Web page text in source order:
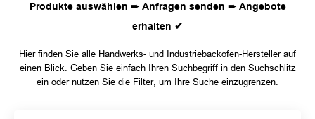
Produkte auswählen ➨ Anfragen senden ➨ Angebote
erhalten ✔
Hier finden Sie alle Handwerks- und Industriebacköfen-Hersteller auf
einen Blick. Geben Sie einfach Ihren Suchbegriff in den Suchschlitz
ein oder nutzen Sie die Filter, um Ihre Suche einzugrenzen.